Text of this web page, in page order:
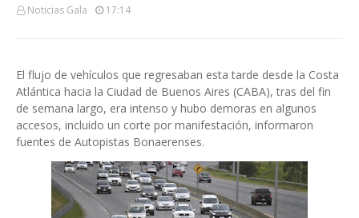
Noticias Gala 17:14
El flujo de vehículos que regresaban esta tarde desde la Costa
Atlántica hacia la Ciudad de Buenos Aires (CABA), tras del fin
de semana largo, era intenso y hubo demoras en algunos
accesos, incluido un corte por manifestación, informaron
fuentes de Autopistas Bonaerenses.